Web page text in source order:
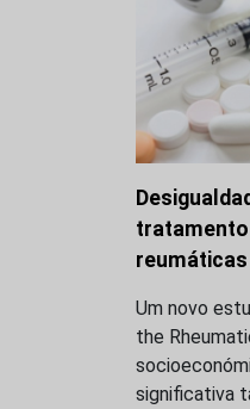
reumáticas
Um novo
the
significativa